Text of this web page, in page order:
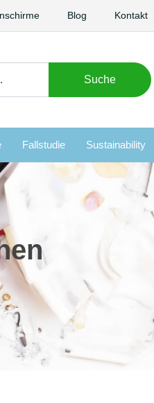
Blog Kontakt
Suche
Fallstudie Sustainability